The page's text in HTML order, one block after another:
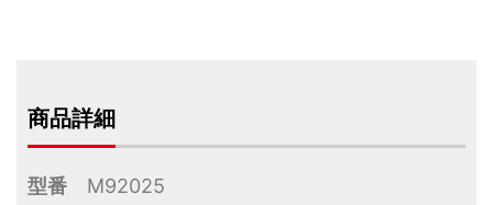
商品詳細
型番 M92025